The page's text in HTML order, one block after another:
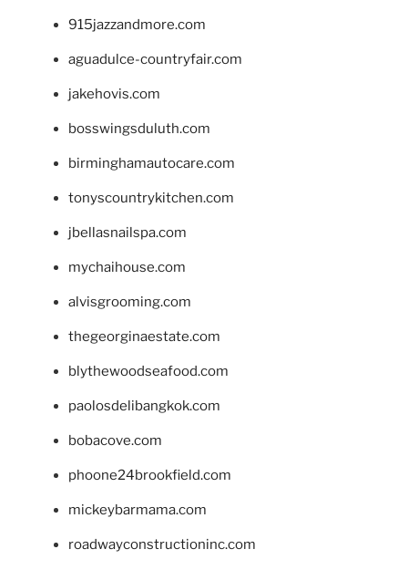
915jazzandmore.com
aguadulce-countryfair.com
jakehovis.com
bosswingsduluth.com
birminghamautocare.com
tonyscountrykitchen.com
jbellasnailspa.com
mychaihouse.com
alvisgrooming.com
thegeorginaestate.com
blythewoodseafood.com
paolosdelibangkok.com
bobacove.com
phoone24brookfield.com
mickeybarmama.com
roadwayconstructioninc.com